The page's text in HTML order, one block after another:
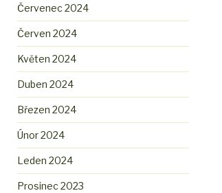
Červenec 2024
Červen 2024
Květen 2024
Duben 2024
Březen 2024
Únor 2024
Leden 2024
Prosinec 2023